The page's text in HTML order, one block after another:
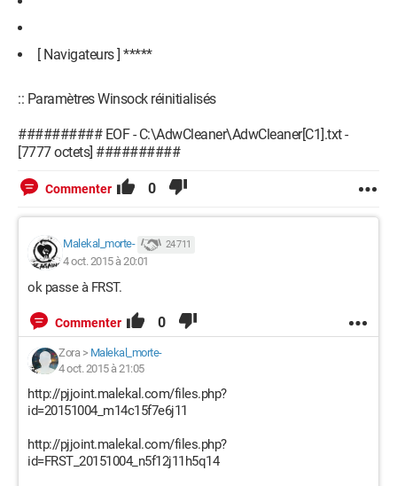
[ Navigateurs ] *****
:: Paramètres Winsock réinitialisés
########## EOF - C:\AdwCleaner\AdwCleaner[C1].txt -
[7777 octets] ##########
Commenter 0
Malekal_morte- 24 711
4 oct. 2015 à 20:01
ok passe à FRST.
Commenter 0
Zora> Malekal_morte-
4 oct. 2015 à 21:05
http://pjjoint.malekal.com/files.php?
id=20151004_m14c15f7e6j11
http://pjjoint.malekal.com/files.php?
id=FRST_20151004_n5f12j11h5q14